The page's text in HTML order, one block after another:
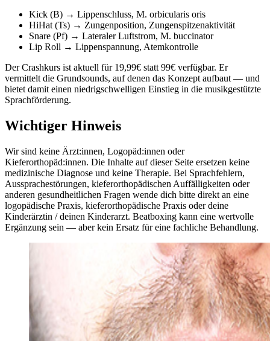
Kick (B) → Lippenschluss, M. orbicularis oris
HiHat (Ts) → Zungenposition, Zungenspitzenaktivität
Snare (Pf) → Lateraler Luftstrom, M. buccinator
Lip Roll → Lippenspannung, Atemkontrolle
Der Crashkurs ist aktuell für 19,99€ statt 99€ verfügbar. Er
vermittelt die Grundsounds, auf denen das Konzept aufbaut — und
bietet damit einen niedrigschwelligen Einstieg in die musikgestützte
Sprachförderung.
Wichtiger Hinweis
Wir sind keine Ärzt:innen, Logopäd:innen oder
Kieferorthopäd:innen. Die Inhalte auf dieser Seite ersetzen keine
medizinische Diagnose und keine Therapie. Bei Sprachfehlern,
Aussprachestörungen, kieferorthopädischen Auffälligkeiten oder
anderen gesundheitlichen Fragen wende dich bitte direkt an eine
logopädische Praxis, kieferorthopädische Praxis oder deine
Kinderärztin / deinen Kinderarzt. Beatboxing kann eine wertvolle
Ergänzung sein — aber kein Ersatz für eine fachliche Behandlung.